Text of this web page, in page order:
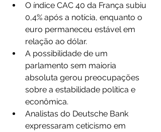
O índice CAC 40 da França subiu
0,4% após a notícia, enquanto o
euro permaneceu estável em
relação ao dólar.
A possibilidade de um
parlamento sem maioria
absoluta gerou preocupações
sobre a estabilidade política e
econômica.
Analistas do Deutsche Bank
expressaram ceticismo em